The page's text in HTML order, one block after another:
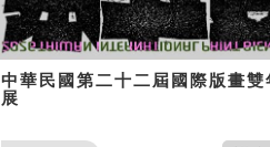
中華民國第二十二屆國際版畫雙
展